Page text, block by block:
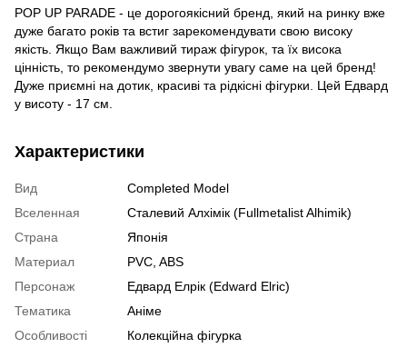
POP UP PARADE - це дорогоякісний бренд, який на ринку вже
дуже багато років та встиг зарекомендувати свою високу
якість. Якщо Вам важливий тираж фігурок, та їх висока
цінність, то рекомендумо звернути увагу саме на цей бренд!
Дуже приємні на дотик, красиві та рідкісні фігурки. Цей Едвард
у висоту - 17 см.
Характеристики
Вид
Completed Model
Вселенная
Сталевий Алхімік (Fullmetalist Alhimik)
Страна
Японія
Материал
PVC, ABS
Персонаж
Едвард Елрік (Edward Elric)
Тематика
Аніме
Особливості
Колекційна фігурка